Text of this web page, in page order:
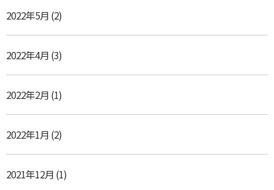
2022年5月 (2)
2022年4月 (3)
2022年2月 (1)
2022年1月 (2)
2021年12月 (1)